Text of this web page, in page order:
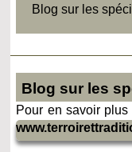
Blog sur les
Blog sur les
Pour en savoir